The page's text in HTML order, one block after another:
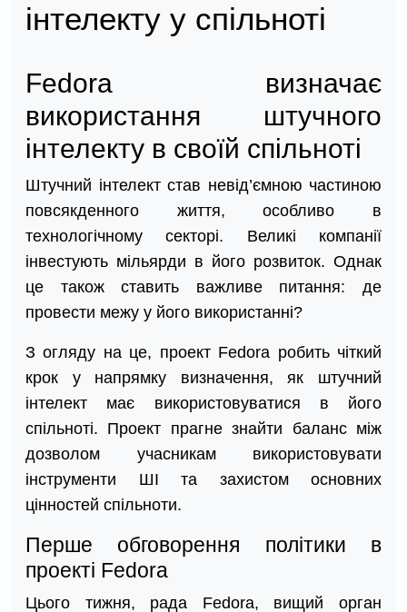
інтелекту у спільноті
Fedora визначає
використання штучного
інтелекту в своїй спільноті
Штучний інтелект став невід’ємною частиною
повсякденного життя, особливо в
технологічному секторі. Великі компанії
інвестують мільярди в його розвиток. Однак
це також ставить важливе питання: де
провести межу у його використанні?
З огляду на це, проект Fedora робить чіткий
крок у напрямку визначення, як штучний
інтелект має використовуватися в його
спільноті. Проект прагне знайти баланс між
дозволом учасникам використовувати
інструменти ШІ та захистом основних
цінностей спільноти.
Перше обговорення політики в
проекті Fedora
Цього тижня, рада Fedora, вищий орган